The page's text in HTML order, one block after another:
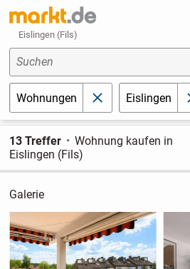
Eislingen (Fils)
Suchen
Wohnungen schließenEislingen
13 Treffer
Wohnung kaufen in
Eislingen (Fils)
Galerie